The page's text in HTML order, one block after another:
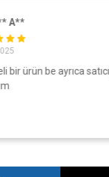
A**
bir ürün be ayrıca